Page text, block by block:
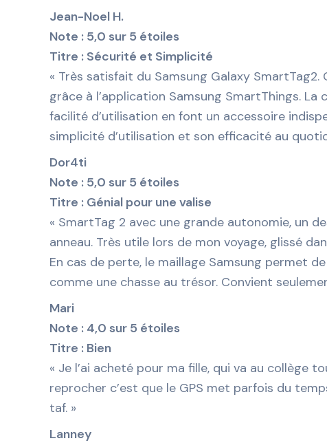
Jean-Noel H.
Note : 5,0 sur 5 étoiles
Titre : Sécurité et Simplicité
« Très satisfait du Samsung Galaxy
grâce à l’application Samsung SmartThings.
facilité d’utilisation en font un accessoire
simplicité d’utilisation et son efficacité au
Dor4ti
Note : 5,0 sur 5 étoiles
Titre : Génial pour une valise
« SmartTag 2 avec une grande autonomie, un
anneau. Très utile lors de mon voyage, glissé
En cas de perte, le maillage Samsung permet
comme une chasse au trésor. Convient
Mari
Note : 4,0 sur 5 étoiles
Titre : Bien
« Je l’ai acheté pour ma fille, qui va au collège
reprocher c’est que le GPS met parfois du
taf. »
Lanney